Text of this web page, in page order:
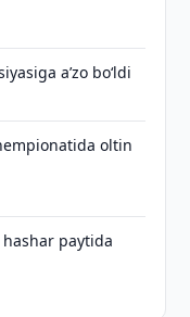
aʼzo bo‘ldi
oltin
hashar paytida